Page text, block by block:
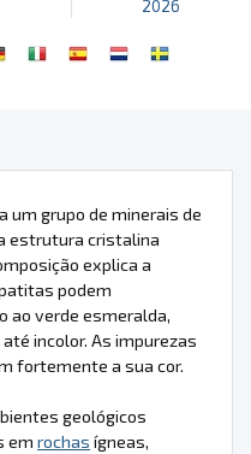
2026
um grupo de minerais de
estrutura cristalina
explica a
podem
ao verde esmeralda,
incolor. As impurezas
fortemente a sua cor.
geológicos
em rochas ígneas,